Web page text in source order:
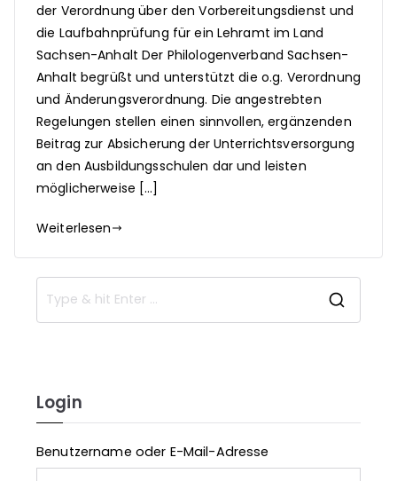
der Verordnung über den Vorbereitungsdienst und
die Laufbahnprüfung für ein Lehramt im Land
Sachsen-Anhalt Der Philologenverband Sachsen-
Anhalt begrüßt und unterstützt die o.g. Verordnung
und Änderungsverordnung. Die angestrebten
Regelungen stellen einen sinnvollen, ergänzenden
Beitrag zur Absicherung der Unterrichtsversorgung
an den Ausbildungsschulen dar und leisten
möglicherweise […]
Weiterlesen
h
o
Login
Benutzername oder E-Mail-Adresse